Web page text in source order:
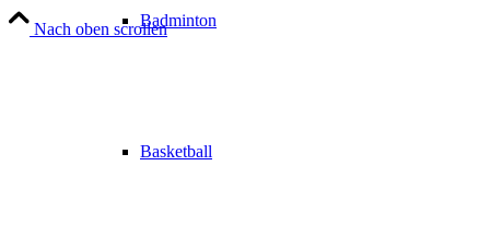
Badminton
Basketball
Nach oben scrollen